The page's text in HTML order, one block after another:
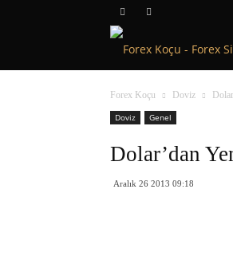
Forex Koçu Doviz
Doviz
Genel
Dolar’dan
Aralık 26 2013 09:18